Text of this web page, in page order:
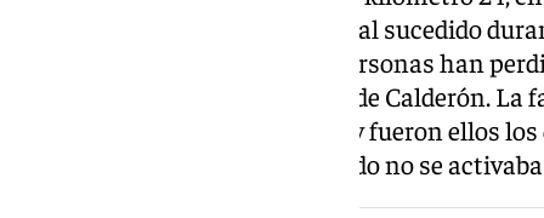
Málaga. Un siniestro que suma al sucedido
domingo, en el que otras tres personas han
barranco a la altura de Cerrado de Calderón.
desaparición el pasado sábado y fueron ellos
que el protocolo por desaparecido no se